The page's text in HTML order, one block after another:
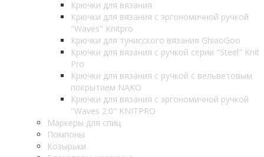
Крючки для вязания
Крючки для вязания с эргономичной ручкой
"Waves" Knitpro
Крючки для тунисского вязания GhiaoGoo
Крючки для вязания с ручкой серии "Steel" Knit
Pro
Крючки для вязания с ручкой с вельветовым
покрытием NAKO
Крючки для вязания с эргономичной ручкой
"Waves 2.0" KNITPRO
Маркеры для спиц
Помпоны
Козырьки